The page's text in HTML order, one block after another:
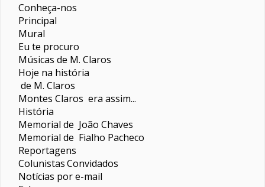
Conheça-nos
Principal
Mural
Eu te procuro
Músicas de M. Claros
Hoje na história
de M. Claros
Montes Claros era assim...
História
Memorial de João Chaves
Memorial de Fialho Pacheco
Reportagens
ColunistasConvidados
Notícias por e-mail